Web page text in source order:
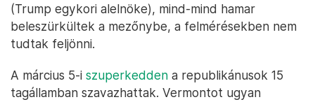
(Trump egykori alelnöke), mind-mind hamar
beleszürkültek a mezőnybe, a felmérésekben nem
tudtak feljönni.
A március 5-i szuperkedden a republikánusok 15
tagállamban szavazhattak. Vermontot ugyan